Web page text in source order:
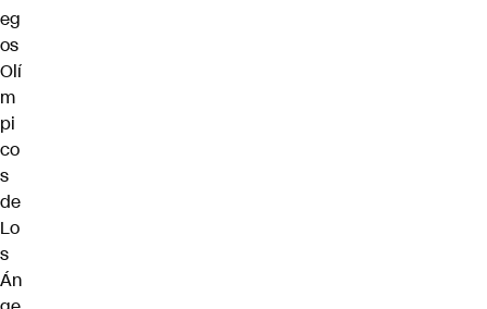
eg
os
Olí
m
pi
co
s
de
Lo
s
Án